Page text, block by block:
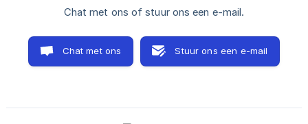
Chat met ons of stuur ons een e-mail.
Chat met ons Stuur ons een e-mail